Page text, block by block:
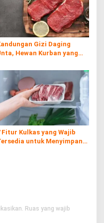
Gizi Daging
Hewan Kurban yang
Fitur Kulkas yang Wajib
untuk Menyimpan
Ruas yang wajib